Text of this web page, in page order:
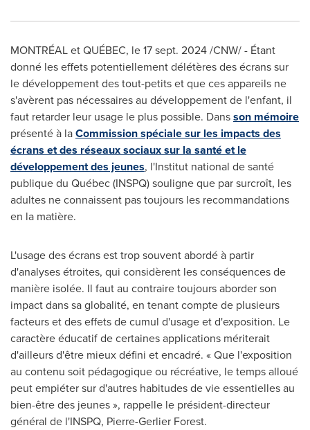
MONTRÉAL et QUÉBEC, le17 sept. 2024/CNW/ - Étant
donné les effets potentiellement délétères des écrans sur
le développement des tout-petits et que ces appareils ne
s'avèrent pas nécessaires au développement de l'enfant, il
faut retarder leur usage le plus possible. Dansson mémoire
présenté à laCommission spéciale sur les impacts des
écrans et des réseaux sociaux sur la santé et le
développement des jeunes, l'Institut national de santé
publique du Québec (INSPQ) souligne que par surcroît, les
adultes ne connaissent pas toujours les recommandations
en la matière.
L'usage des écrans est trop souvent abordé à partir
d'analyses étroites, qui considèrent les conséquences de
manière isolée. Il faut au contraire toujours aborder son
impact dans sa globalité, en tenant compte de plusieurs
facteurs et des effets de cumul d'usage et d'exposition. Le
caractère éducatif de certaines applications mériterait
d'ailleurs d'être mieux défini et encadré. « Que l'exposition
au contenu soit pédagogique ou récréative, le temps alloué
peut empiéter sur d'autres habitudes de vie essentielles au
bien-être des jeunes », rappelle le président-directeur
général de l'INSPQ, Pierre-Gerlier Forest.